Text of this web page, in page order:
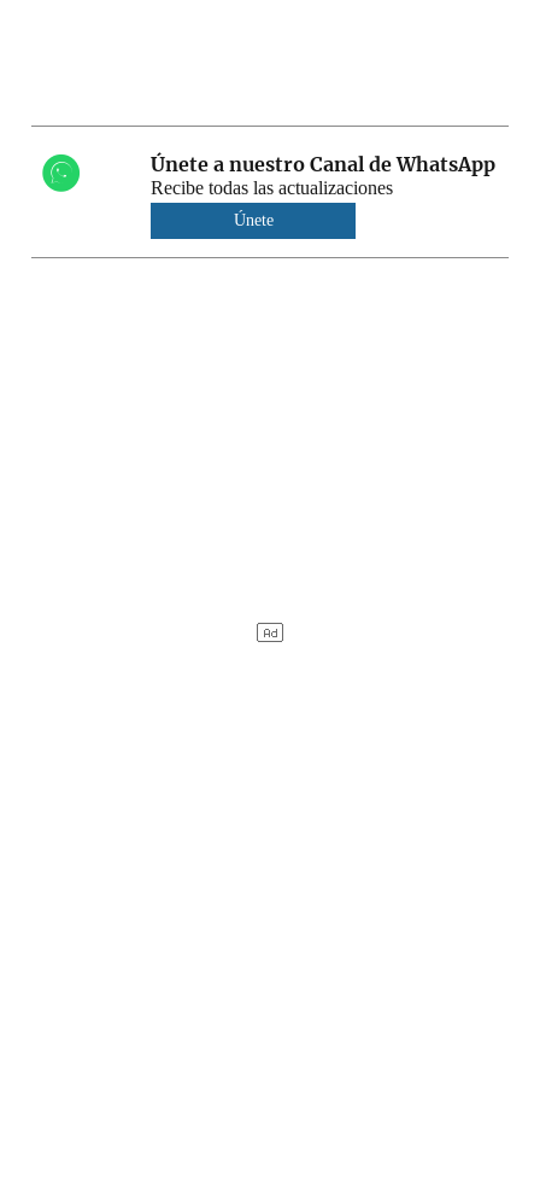
Únete a nuestro Canal de WhatsApp
Recibe todas las actualizaciones
Únete